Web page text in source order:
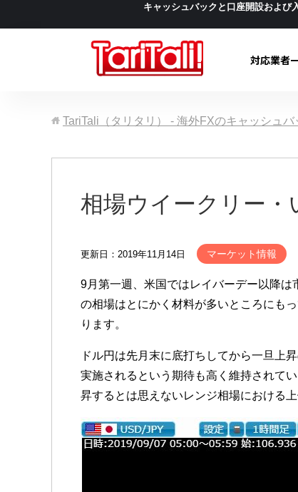
キャッシュバックと口座開設および
対応業者
TariTali（タリタリ） - 海外FXのキャッシュバ
相場ウイークリー
更新日：2019年11月14日 マーケット情報
9月第一週、米国ではレイバーデー以降
の相場はとにかく材料が多いところにも
ります。
ドル円は先月末に底打ちしてから一旦上
実施されるという期待も高く維持されて
昇するとは思えないレンジ相場における